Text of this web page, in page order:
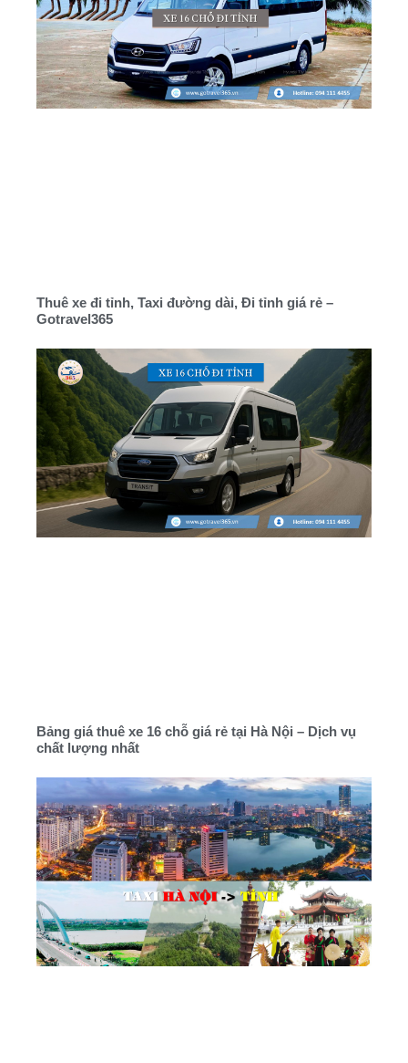
Thuê xe đi tỉnh, Taxi đường dài, Đi tỉnh giá rẻ –
Gotravel365
Bảng giá thuê xe 16 chỗ giá rẻ tại Hà Nội – Dịch vụ
chất lượng nhất